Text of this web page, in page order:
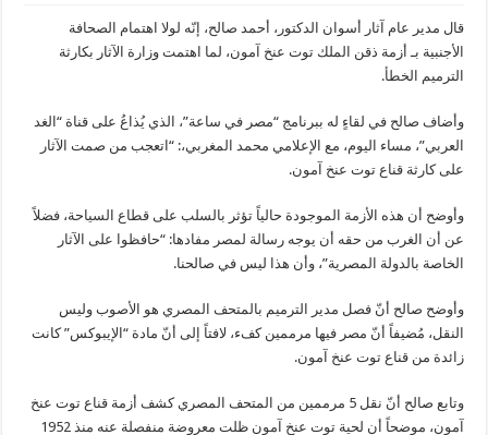
قال مدير عام آثار أسوان الدكتور، أحمد صالح، إنّه لولا اهتمام الصحافة
الأجنبية بـ أزمة ذقن الملك توت عنخ آمون، لما اهتمت وزارة الآثار بكارثة
الترميم الخطأ.
وأضاف صالح في لقاءٍ له ببرنامج “مصر في ساعة”، الذي يُذاعُ على قناة “الغد
العربي”، مساء اليوم، مع الإعلامي محمد المغربي،: “اتعجب من صمت الآثار
على كارثة قناع توت عنخ آمون.
وأوضح أن هذه الأزمة الموجودة حالياً تؤثر بالسلب على قطاع السياحة، فضلاً
عن أن الغرب من حقه أن يوجه رسالة لمصر مفادها: “حافظوا على الآثار
الخاصة بالدولة المصرية”، وأن هذا ليس في صالحنا.
وأوضح صالح أنّ فصل مدير الترميم بالمتحف المصري هو الأصوب وليس
النقل، مُضيفاً أنّ مصر فيها مرممين كفء، لافتاً إلى أنّ مادة “الإيبوكس” كانت
زائدة من قناع توت عنخ آمون.
وتابع صالح أنّ نقل 5 مرممين من المتحف المصري كشف أزمة قناع توت عنخ
آمون، موضحاً أن لحية توت عنخ آمون ظلت معروضة منفصلة عنه منذ 1952